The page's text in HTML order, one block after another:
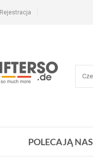
Rejestracja
POLECAJĄ NAS